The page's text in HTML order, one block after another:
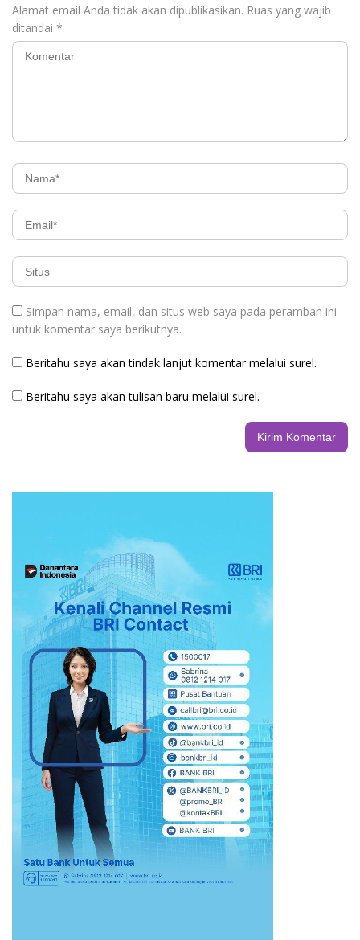
Alamat email Anda tidak akan dipublikasikan. Ruas yang wajib
ditandai *
Simpan nama, email, dan situs web saya pada peramban ini
untuk komentar saya berikutnya.
Beritahu saya akan tindak lanjut komentar melalui surel.
Beritahu saya akan tulisan baru melalui surel.